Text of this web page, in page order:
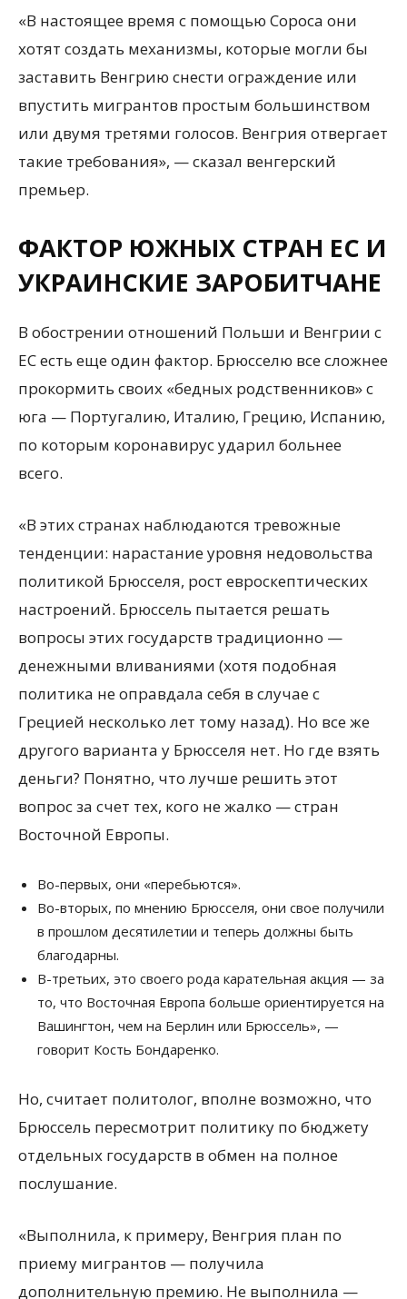
«В настоящее время с помощью Сороса они
хотят создать механизмы, которые могли бы
заставить Венгрию снести ограждение или
впустить мигрантов простым большинством
или двумя третями голосов. Венгрия отвергает
такие требования», — сказал венгерский
премьер.
ФАКТОР ЮЖНЫХ СТРАН ЕС И
УКРАИНСКИЕ ЗАРОБИТЧАНЕ
В обострении отношений Польши и Венгрии с
ЕС есть еще один фактор. Брюсселю все сложнее
прокормить своих «бедных родственников» с
юга — Португалию, Италию, Грецию, Испанию,
по которым коронавирус ударил больнее
всего.
«В этих странах наблюдаются тревожные
тенденции: нарастание уровня недовольства
политикой Брюсселя, рост евроскептических
настроений. Брюссель пытается решать
вопросы этих государств традиционно —
денежными вливаниями (хотя подобная
политика не оправдала себя в случае с
Грецией несколько лет тому назад). Но все же
другого варианта у Брюсселя нет. Но где взять
деньги? Понятно, что лучше решить этот
вопрос за счет тех, кого не жалко — стран
Восточной Европы.
Во-первых, они «перебьются».
Во-вторых, по мнению Брюсселя, они свое получили
в прошлом десятилетии и теперь должны быть
благодарны.
В-третьих, это своего рода карательная акция — за
то, что Восточная Европа больше ориентируется на
Вашингтон, чем на Берлин или Брюссель», —
говорит Кость Бондаренко.
Но, считает политолог, вполне возможно, что
Брюссель пересмотрит политику по бюджету
отдельных государств в обмен на полное
послушание.
«Выполнила, к примеру, Венгрия план по
приему мигрантов — получила
дополнительную премию. Не выполнила —